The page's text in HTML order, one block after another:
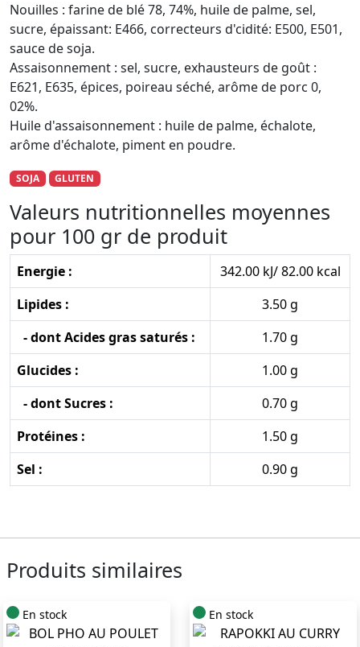
Nouilles : farine de blé 78, 74%, huile de palme, sel,
sucre, épaissant: E466, correcteurs d'cidité: E500, E501,
sauce de soja.
Assaisonnement : sel, sucre, exhausteurs de goût :
E621, E635, épices, poireau séché, arôme de porc 0,
02%.
Huile d'assaisonnement : huile de palme, échalote,
arôme d'échalote, piment en poudre.
SOJA GLUTEN
Valeurs nutritionnelles moyennes
pour 100 gr de produit
Energie :
342.00 kJ/ 82.00 kcal
Lipides :
3.50 g
- dont Acides gras saturés :
1.70 g
Glucides :
1.00 g
- dont Sucres :
0.70 g
Protéines :
1.50 g
Sel :
0.90 g
Produits similaires
En stock En stock